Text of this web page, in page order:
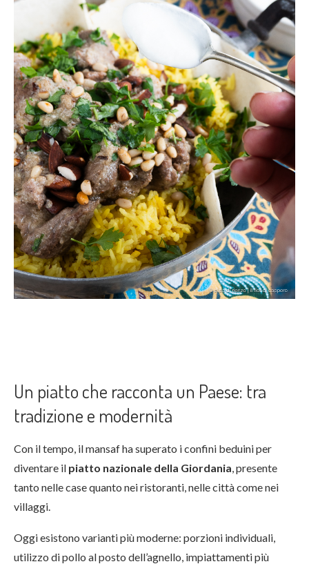
Un piatto che racconta un Paese: tra
tradizione e modernità
Con il tempo, il mansaf ha superato i confini beduini per
diventare il piatto nazionale della Giordania , presente
tanto nelle case quanto nei ristoranti, nelle città come nei
villaggi.
Oggi esistono varianti più moderne: porzioni individuali,
utilizzo di pollo al posto dell’agnello, impiattamenti più